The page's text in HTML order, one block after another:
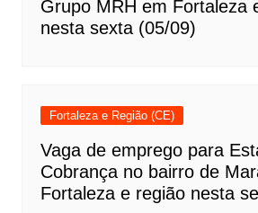
Grupo MRH em Fortaleza
nesta sexta (05/09)
Fortaleza e Região (CE)
Vaga de emprego para
Cobrança no bairro de
Fortaleza e região nesta